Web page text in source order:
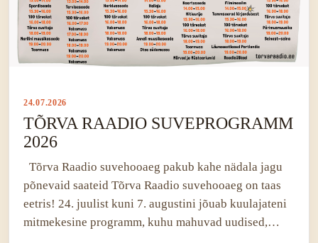
24.07.2026
TÕRVA RAADIO SUVEPROGRAMM
2026
Tõrva Raadio suvehooaeg pakub kahe nädala jagu
põnevaid saateid Tõrva Raadio suvehooaeg on taas
eetris! 24. juulist kuni 7. augustini jõuab kuulajateni
mitmekesine programm, kuhu mahuvad uudised,…